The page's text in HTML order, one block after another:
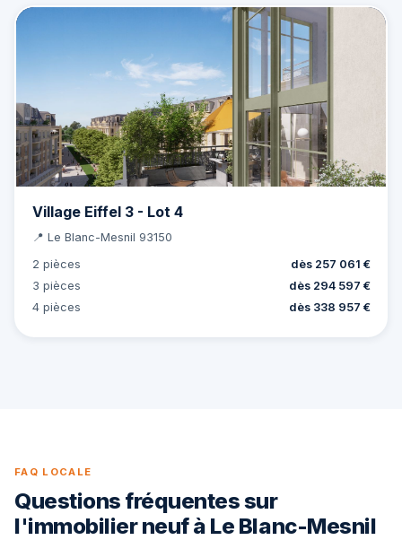
Village Eiffel 3 - Lot 4
📍 Le Blanc-Mesnil 93150
2 pièces
dès 257 061 €
3 pièces
dès 294 597 €
4 pièces
dès 338 957 €
FAQ LOCALE
Questions fréquentes sur
l'immobilier neuf à Le Blanc-Mesnil